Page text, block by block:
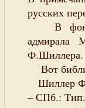
русских
В фонде
адмирала
Ф.Шиллера.
Вот
Шиллер Ф.
– СПб.: Тип.